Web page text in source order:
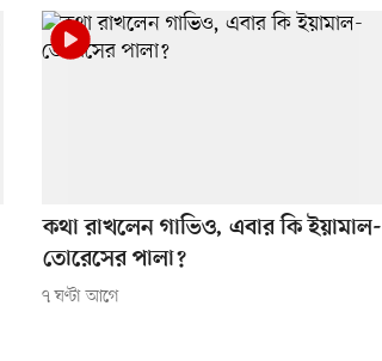
কথা রাখলেন গাভিও, এবার কি ইয়ামাল-
তোরেসের পালা?
৭ ঘণ্টা আগে